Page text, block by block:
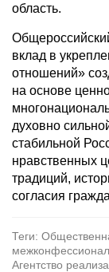
область.
вклад в
отношений»
на основе
духовно
стабильной
нравственных
традиций,
согласия
Теги:
Агентство